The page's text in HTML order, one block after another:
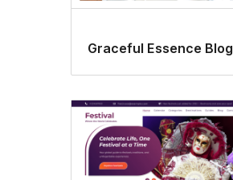
Graceful Essence Blog